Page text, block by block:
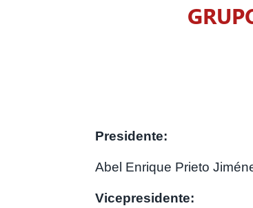
Presidente:
Abel Enrique Prieto
Vicepresidente: